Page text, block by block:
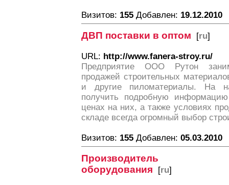
Визитов: 155 Добавлен: 19.12.2010
ДВП поставки в оптом [ru]
URL: http://www.fanera-stroy.ru/
Предприятие ООО Рутон
продажей строительных
и другие пиломатериалы. На
получить подробную
ценах на них, а также условиях
складе всегда огромный выбор
Визитов: 155 Добавлен: 05.03.2010
Производитель
оборудования [ru]